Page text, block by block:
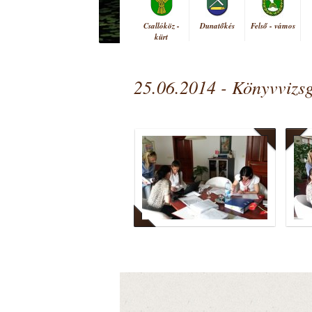
Csallóköz -
kürt
Dunatőkés Felső - vámos
25.06.2014 -